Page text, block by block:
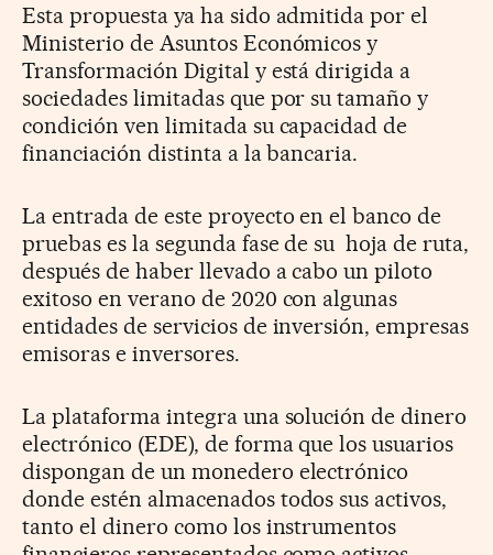
Esta propuesta ya ha sido admitida por el
Ministerio de Asuntos Económicos y
Transformación Digital y está dirigida a
sociedades limitadas que por su tamaño y
condición ven limitada su capacidad de
financiación distinta a la bancaria.
La entrada de este proyecto en el banco de
pruebas es la segunda fase de su hoja de ruta,
después de haber llevado a cabo un piloto
exitoso en verano de 2020 con algunas
entidades de servicios de inversión, empresas
emisoras e inversores.
La plataforma integra una solución de dinero
electrónico (EDE), de forma que los usuarios
dispongan de un monedero electrónico
donde estén almacenados todos sus activos,
tanto el dinero como los instrumentos